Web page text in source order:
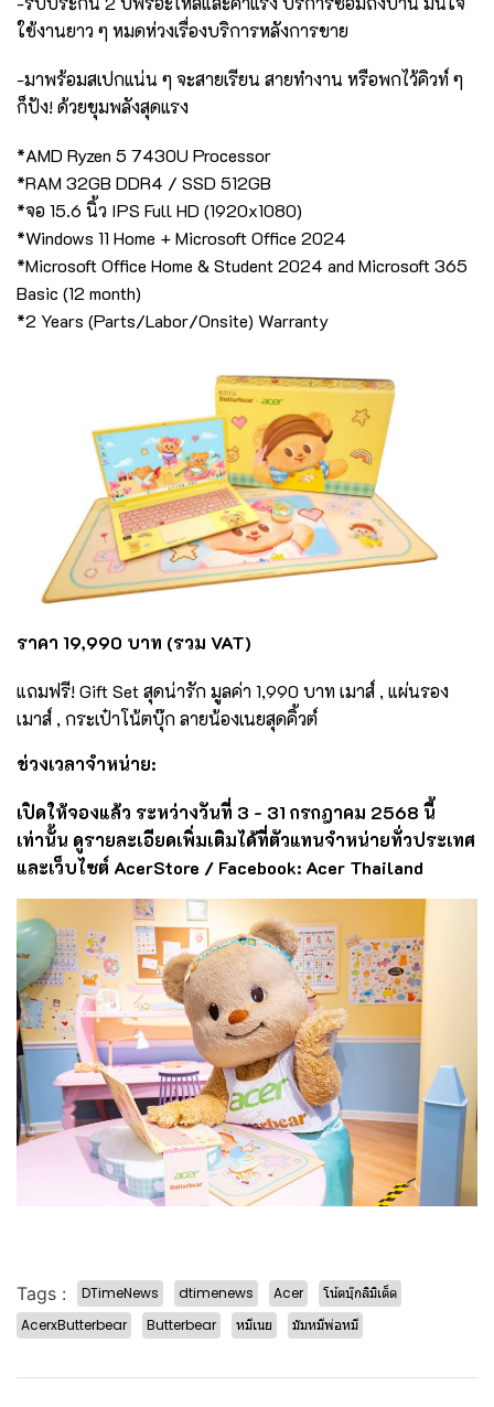
ใช้งานยาว ๆ หมดห่วงเรื่องบริการหลังการขาย
-มาพร้อมสเปกแน่น ๆ จะสายเรียน สายทำงาน หรือพกไว้คิวท์ ๆ
ก็ปัง! ด้วยขุมพลังสุดแรง
*AMD Ryzen 5 7430U Processor
*RAM 32GB DDR4 / SSD 512GB
*จอ 15.6 นิ้ว IPS Full HD (1920x1080)
*Windows 11 Home + Microsoft Office 2024
*Microsoft Office Home & Student 2024 and Microsoft 365
Basic (12 month)
*2 Years (Parts/Labor/Onsite) Warranty
ราคา 19,990 บาท (รวม VAT)
แถมฟรี! Gift Set สุดน่ารัก มูลค่า 1,990 บาท เมาส์ , แผ่นรอง
เมาส์ , กระเป๋าโน้ตบุ๊ก ลายน้องเนยสุดคิ้วต์
ช่วงเวลาจำหน่าย:
เปิดให้จองแล้ว ระหว่างวันที่ 3 - 31 กรกฎาคม 2568 นี้
เท่านั้น ดูรายละเอียดเพิ่มเติมได้ที่ตัวแทนจำหน่ายทั่วประเทศ
และเว็บไซต์ AcerStore / Facebook: Acer Thailand
Tags : DTimeNews dtimenews Acer
โน้ตบุ๊กลิมิเต็ด
AcerxButterbear
Butterbear หมีเนย มัมหมีพ่อหมี